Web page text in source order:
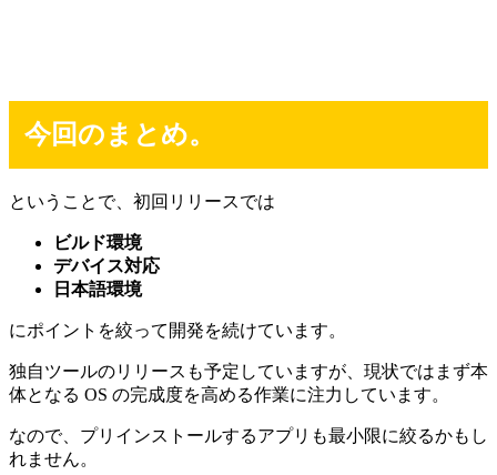
今回のまとめ。
ということで、初回リリースでは
ビルド環境
デバイス対応
日本語環境
にポイントを絞って開発を続けています。
独自ツールのリリースも予定していますが、現状ではまず本
体となる OS の完成度を高める作業に注力しています。
なので、プリインストールするアプリも最小限に絞るかもし
れません。